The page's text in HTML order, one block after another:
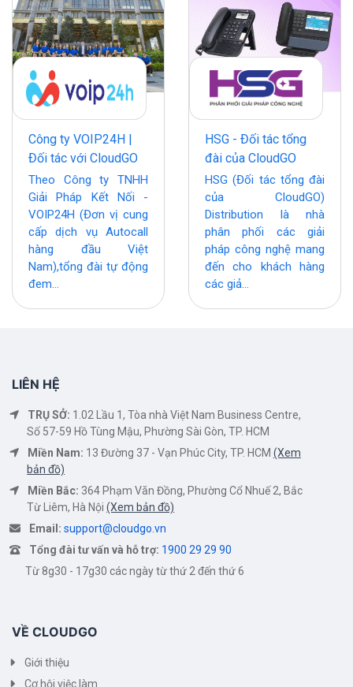
Công ty VOIP24H |
Đối tác với CloudGO
Theo Công ty TNHH
Giải Pháp Kết Nối -
VOIP24H (Đơn vị cung
cấp dịch vụ Autocall
hàng đầu Việt
Nam),tổng đài tự động
đem...
HSG - Đối tác tổng
đài của CloudGO
HSG (Đối tác tổng đài
của CloudGO)
Distribution là nhà
phân phối các giải
pháp công nghệ mang
đến cho khách hàng
các giả...
LIÊN HỆ
TRỤ SỞ: 1.02 Lầu 1, Tòa nhà Việt Nam Business Centre,
Số 57-59 Hồ Tùng Mậu, Phường Sài Gòn, TP. HCM
Miền Nam: 13 Đường 37 - Vạn Phúc City, TP. HCM (Xem
bản đồ)
Miền Bắc: 364 Phạm Văn Đồng, Phường Cổ Nhuế 2, Bắc
Từ Liêm, Hà Nội(Xem bản đồ)
Email: support@cloudgo.vn
Tổng đài tư vấn và hỗ trợ: 1900 29 29 90
Từ 8g30 - 17g30 các ngày từ thứ 2 đến thứ 6
VỀ CLOUDGO
Giới thiệu
Cơ hội việc làm